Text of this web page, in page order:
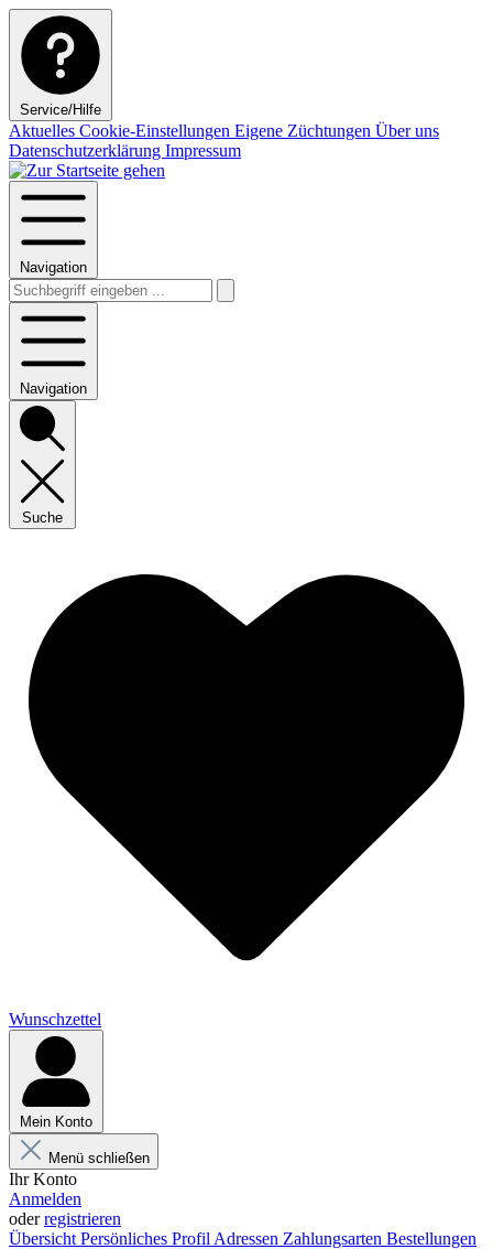
Service/Hilfe
Aktuelles Cookie-Einstellungen Eigene Züchtungen Über uns
Datenschutzerklärung Impressum
Navigation
Navigation
Suche
Wunschzettel
Mein Konto
Menü schließen
Ihr Konto
Anmelden
oderregistrieren
Übersicht Persönliches Profil Adressen Zahlungsarten Bestellungen